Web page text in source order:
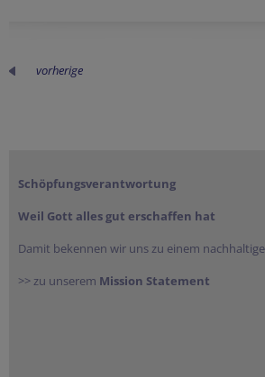
vorherige
Schöpfungsverantwortung
Weil Gott alles gut erschaffen hat
Damit bekennen wir uns zu einem
>> zu unserem Mission Statement